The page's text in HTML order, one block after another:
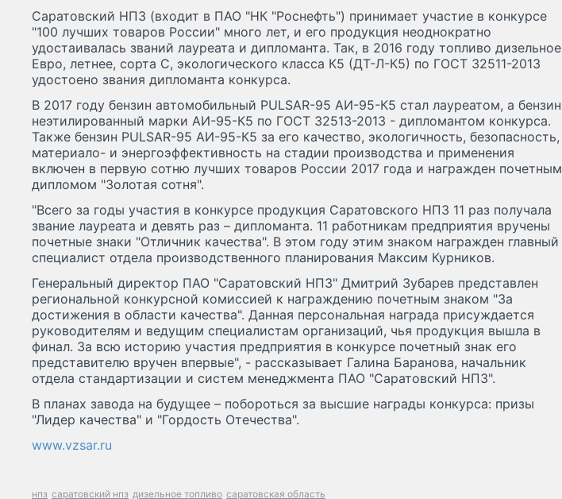
Саратовский НПЗ (входит в ПАО "НК "Роснефть") принимает участие в конкурсе
"100 лучших товаров России" много лет, и его продукция неоднократно
удостаивалась званий лауреата и дипломанта. Так, в 2016 году топливо дизельное
Евро, летнее, сорта С, экологического класса К5 (ДТ-Л-К5) по ГОСТ 32511-2013
удостоено звания дипломанта конкурса.
В 2017 году бензин автомобильный PULSAR-95 АИ-95-К5 стал лауреатом, а бензин
неэтилированный марки АИ-95-К5 по ГОСТ 32513-2013 - дипломантом конкурса.
Также бензин PULSAR-95 АИ-95-К5 за его качество, экологичность, безопасность,
материало- и энергоэффективность на стадии производства и применения
включен в первую сотню лучших товаров России 2017 года и награжден почетным
дипломом "Золотая сотня".
"Всего за годы участия в конкурсе продукция Саратовского НПЗ 11 раз получала
звание лауреата и девять раз – дипломанта. 11 работникам предприятия вручены
почетные знаки "Отличник качества". В этом году этим знаком награжден главный
специалист отдела производственного планирования Максим Курников.
Генеральный директор ПАО "Саратовский НПЗ" Дмитрий Зубарев представлен
региональной конкурсной комиссией к награждению почетным знаком "За
достижения в области качества". Данная персональная награда присуждается
руководителям и ведущим специалистам организаций, чья продукция вышла в
финал. За всю историю участия предприятия в конкурсе почетный знак его
представителю вручен впервые", - рассказывает Галина Баранова, начальник
отдела стандартизации и систем менеджмента ПАО "Саратовский НПЗ".
В планах завода на будущее – побороться за высшие награды конкурса: призы
"Лидер качества" и "Гордость Отечества".
www.vzsar.ru
нпз саратовский нпз дизельное топливо саратовская область